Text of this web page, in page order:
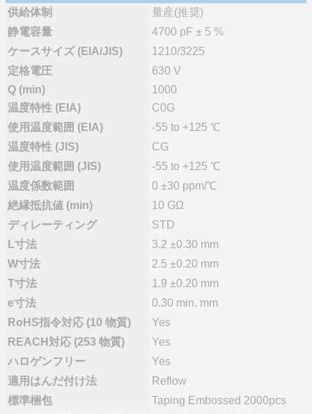
供給体制
量産(推奨)
静電容量
4700 pF ± 5 %
ケースサイズ (EIA/JIS)
1210/3225
定格電圧
630 V
Q (min)
1000
温度特性 (EIA)
C0G
使用温度範囲 (EIA)
-55 to +125 ℃
温度特性 (JIS)
CG
使用温度範囲 (JIS)
-55 to +125 ℃
温度係数範囲
0 ±30 ppm/℃
絶縁抵抗値 (min)
10 GΩ
ディレーティング
STD
L寸法
3.2 ±0.30 mm
W寸法
2.5 ±0.20 mm
T寸法
1.9 ±0.20 mm
e寸法
0.30 min. mm
RoHS指令対応 (10 物質)
Yes
REACH対応 (253 物質)
Yes
ハロゲンフリー
Yes
適用はんだ付け法
Reflow
標準梱包
Taping Embossed 2000pcs